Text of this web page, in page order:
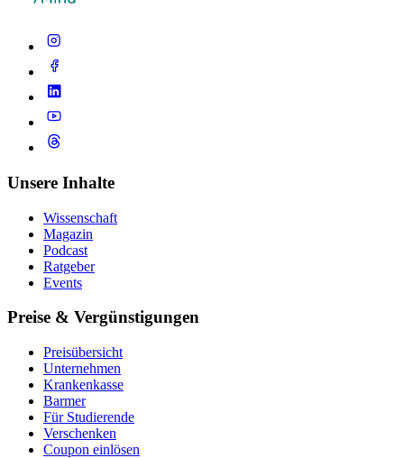
Unsere Inhalte
Wissenschaft
Magazin
Podcast
Ratgeber
Events
Preise & Vergünstigungen
Preisübersicht
Unternehmen
Krankenkasse
Barmer
Für Studierende
Ver­schen­ken
Coupon einlösen